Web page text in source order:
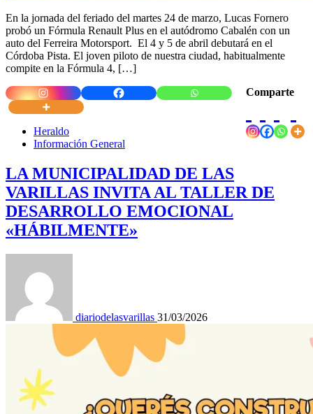
En la jornada del feriado del martes 24 de marzo, Lucas Fornero
probó un Fórmula Renault Plus en el autódromo Cabalén con un
auto del Ferreira Motorsport. El 4 y 5 de abril debutará en el
Córdoba Pista. El joven piloto de nuestra ciudad, habitualmente
compite en la Fórmula 4, […]
Comparte
Heraldo
Información General
LA MUNICIPALIDAD DE LAS
VARILLAS INVITA AL TALLER DE
DESARROLLO EMOCIONAL
«HÁBILMENTE»
diariodelasvarillas 31/03/2026